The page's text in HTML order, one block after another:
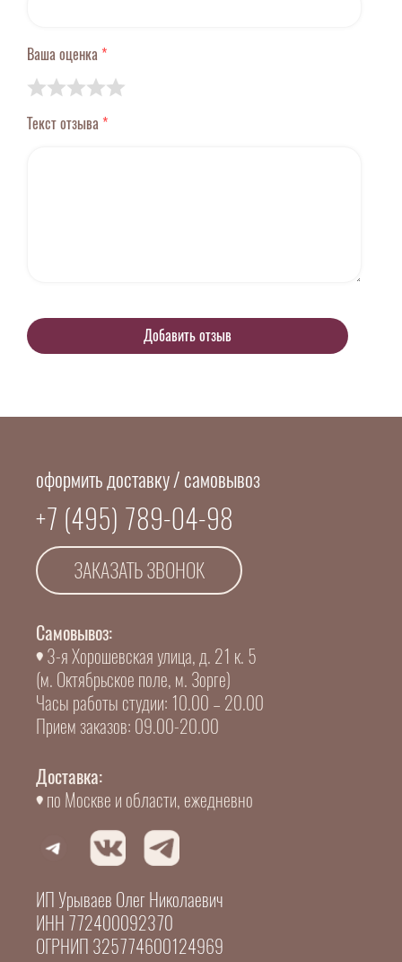
Ваша оценка *
Текст отзыва *
оформить доставку / самовывоз
+7 (495) 789-04-98
ЗАКАЗАТЬ ЗВОНОК
Самовывоз:
3-я Хорошевская улица, д. 21 к. 5
(м. Октябрьское поле, м. Зорге)
Часы работы студии: 10.00 – 20.00
Прием заказов: 09.00-20.00
Доставка:
по Москве и области, ежедневно
ИП Урываев Олег Николаевич
ИНН 772400092370
ОГРНИП 325774600124969